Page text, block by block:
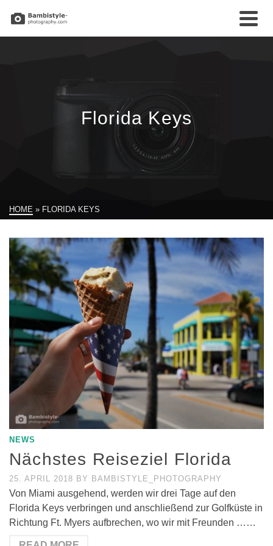
Florida Keys
HOME » FLORIDA KEYS
NEWS
Nächstes Reiseziel Florida
25. APRIL 2018 BY BAMBISTYLE_PHOTOGRAPHY
Von Miami ausgehend, werden wir drei Tage auf den
Florida Keys verbringen und anschließend zur Golfküste in
Richtung Ft. Myers aufbrechen, wo wir mit Freunden ……